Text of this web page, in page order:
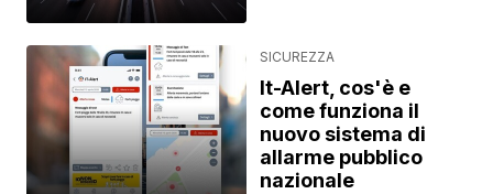
SICUREZZA
It-Alert, cos'è e
come funziona il
nuovo sistema di
allarme pubblico
nazionale